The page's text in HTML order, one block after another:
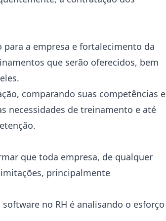
a empresa e fortalecimento da
que serão oferecidos, bem
comparando suas competências e
necessidades de treinamento e até
que toda empresa, de qualquer
principalmente
no RH é analisando o esforço